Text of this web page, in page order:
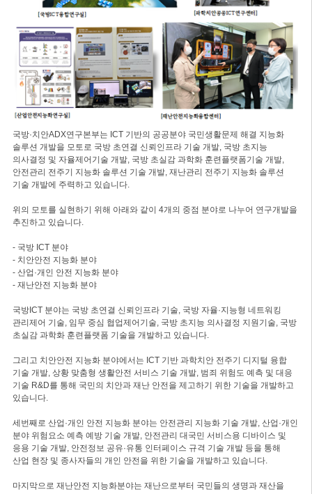
국방·치안ADX연구본부는 ICT 기반의 공공분야 국민생활문제 해결 지능화
솔루션 개발을 모토로 국방 초연결 신뢰인프라 기술 개발, 국방 초지능
의사결정 및 자율제어기술 개발, 국방 초실감 과학화 훈련플랫폼기술 개발,
안전관리 전주기 지능화 솔루션 기술 개발, 재난관리 전주기 지능화 솔루션
기술 개발에 주력하고 있습니다.
위의 모토를 실현하기 위해 아래와 같이 4개의 중점 분야로 나누어 연구개발을
추진하고 있습니다.
- 국방 ICT 분야
- 치안안전 지능화 분야
- 산업·개인 안전 지능화 분야
- 재난안전 지능화 분야
국방ICT 분야는 국방 초연결 신뢰인프라 기술, 국방 자율·지능형 네트워킹
관리제어 기술, 임무 중심 협업제어기술, 국방 초지능 의사결정 지원기술, 국방
초실감 과학화 훈련플랫폼 기술을 개발하고 있습니다.
그리고 치안안전 지능화 분야에서는 ICT 기반 과학치안 전주기 디지털 융합
기술 개발, 상황 맞춤형 생활안전 서비스 기술 개발, 범죄 위험도 예측 및 대응
기술 R&D를 통해 국민의 치안과 재난 안전을 제고하기 위한 기술을 개발하고
있습니다.
세번째로 산업·개인 안전 지능화 분야는 안전관리 지능화 기술 개발, 산업·개인
분야 위험요소 예측 예방 기술 개발, 안전관리 대국민 서비스용 디바이스 및
응용 기술 개발, 안전정보 공유·유통 인터페이스 규격 기술 개발 등을 통해
산업 현장 및 종사자들의 개인 안전을 위한 기술을 개발하고 있습니다.
마지막으로 재난안전 지능화분야는 재난으로부터 국민들의 생명과 재산을